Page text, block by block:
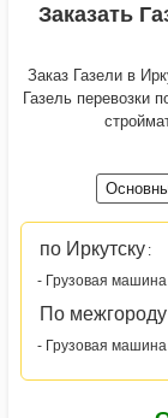
Заказать
Заказ Газели в
Газель перевозки
по Иркутску :
- Грузовая
По межгороду
- Грузовая машина